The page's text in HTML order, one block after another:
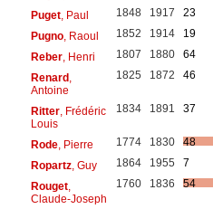
Puget, Paul 1848 1917
23
Pugno, Raoul 1852 1914
19
Reber, Henri 1807 1880
64
Renard,
Antoine
1825 1872 46
Ritter, Frédéric
Louis
1834 1891 37
Rode, Pierre 1774 1830
48
Ropartz, Guy 1864 1955
7
Rouget,
Claude-Joseph
1760 1836 54